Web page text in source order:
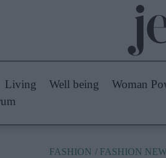
Styling Tips
Fashion News
Living Well being Woman
FASHION FASHION